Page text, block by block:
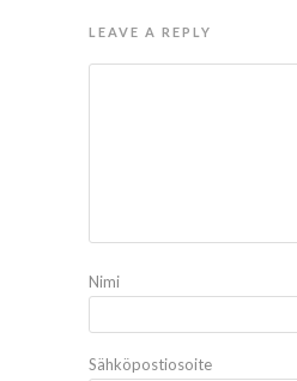
LEAVE A REPLY
Nimi
Sähköpostiosoite